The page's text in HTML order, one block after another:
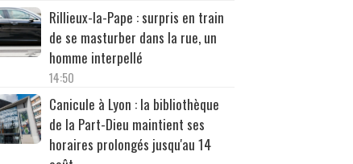
Rillieux-la-Pape : surpris en train
de se masturber dans la rue, un
homme interpellé
14:50
Canicule à Lyon : la bibliothèque
de la Part-Dieu maintient ses
horaires prolongés jusqu'au 14